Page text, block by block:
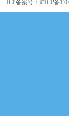
ICP备案号：沪ICP备